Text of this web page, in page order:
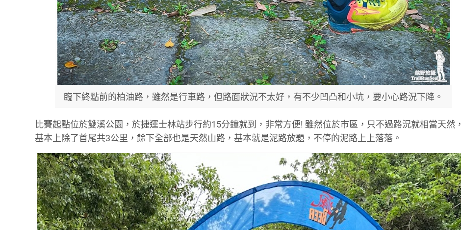
臨下終點前的柏油路，雖然是行車路，但路面狀況不太好，有不少凹凸和小坑，要小心路況下降。
比賽起點位於雙溪公園，於捷運士林站步行約15分鐘就到，非常方便! 雖然位於市區，只不過路況就相當天然，
基本上除了首尾共3公里，餘下全部也是天然山路，基本就是泥路放題，不停的泥路上上落落。